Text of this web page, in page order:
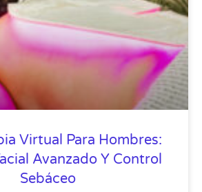
Virtual Para Hombres:
Avanzado Y Control
Sebáceo